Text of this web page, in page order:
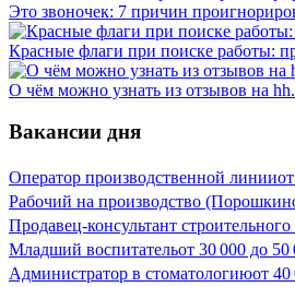
Это звоночек: 7 причин
Красные флаги при поиске работы:
О чём можно узнать из отзывов на
Вакансии дня
Оператор производственной линииот
Рабочий на производство
Продавец-консультант строительного
Младший воспитательот 30 000 до 50
Администратор в стоматологиюот 40